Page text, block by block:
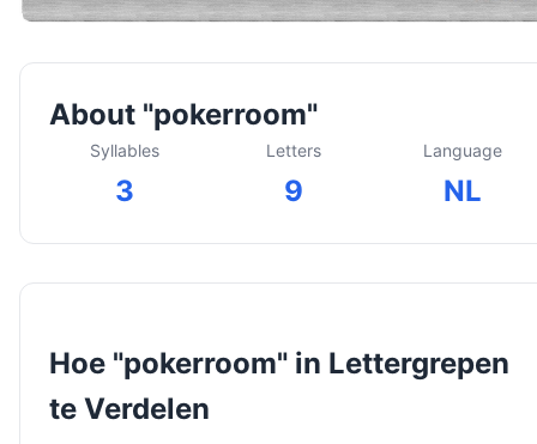
About "pokerroom"
Syllables
3
Letters
9
Language
NL
Hoe "pokerroom" in Lettergrepen
te Verdelen